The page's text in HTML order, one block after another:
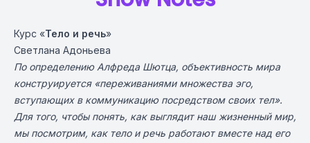
Курс «Тело и речь»
Светлана Адоньева
По определению Алфреда Шютца, объективность мира
конструируется «переживаниями множества эго,
вступающих в коммуникацию посредством своих тел».
Для того, чтобы понять, как выглядит наш жизненный мир,
мы посмотрим, как тело и речь работают вместе над его